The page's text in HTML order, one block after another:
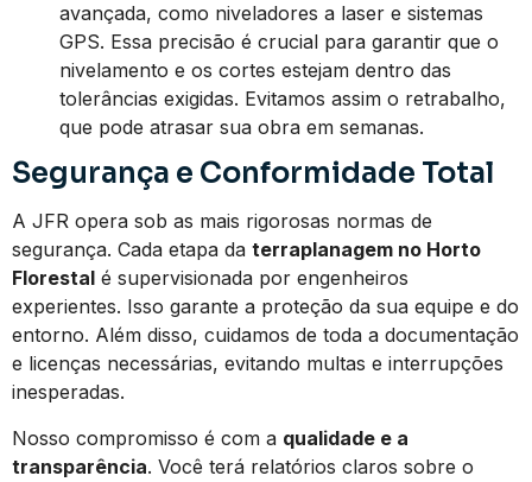
avançada, como niveladores a laser e sistemas
GPS. Essa precisão é crucial para garantir que o
nivelamento e os cortes estejam dentro das
tolerâncias exigidas. Evitamos assim o retrabalho,
que pode atrasar sua obra em semanas.
Segurança e Conformidade Total
A JFR opera sob as mais rigorosas normas de
segurança. Cada etapa da terraplanagem no Horto
Florestal é supervisionada por engenheiros
experientes. Isso garante a proteção da sua equipe e do
entorno. Além disso, cuidamos de toda a documentação
e licenças necessárias, evitando multas e interrupções
inesperadas.
Nosso compromisso é com a qualidade e a
transparência. Você terá relatórios claros sobre o